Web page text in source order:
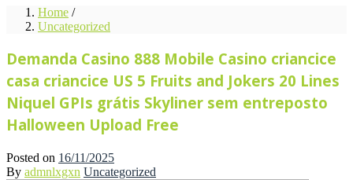
Home /
Uncategorized
Demanda Casino 888 Mobile Casino criancice
casa criancice US 5 Fruits and Jokers 20 Lines
Niquel GPIs grátis Skyliner sem entreposto
Halloween Upload Free
Posted on 16/11/2025
By admnlxgxn Uncategorized